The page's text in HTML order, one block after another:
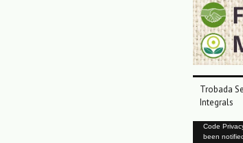
Trobada
Integrals
Reproductor
Code
been